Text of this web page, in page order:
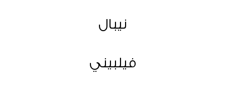
نيبال
فيلبيني